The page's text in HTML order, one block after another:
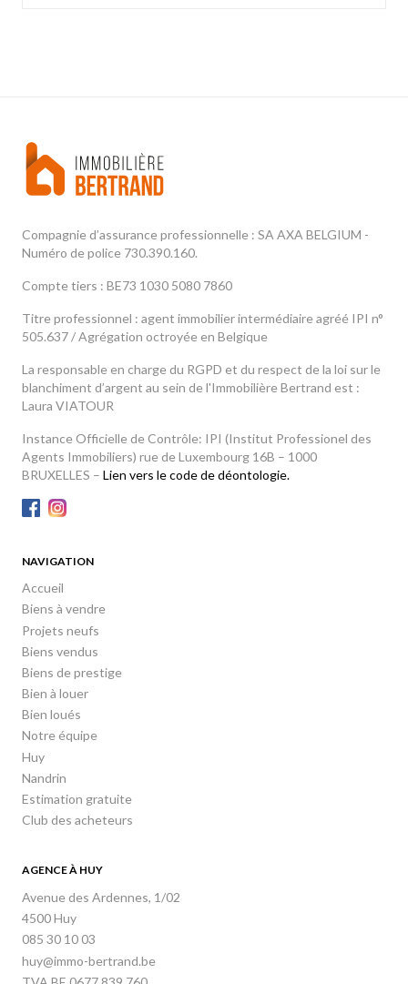
Compagnie d’assurance professionnelle : SA AXA BELGIUM -
Numéro de police 730.390.160.
Compte tiers : BE73 1030 5080 7860
Titre professionnel : agent immobilier intermédiaire agréé IPI n°
505.637 / Agrégation octroyée en Belgique
La responsable en charge du RGPD et du respect de la loi sur le
blanchiment d’argent au sein de l'Immobilière Bertrand est :
Laura VIATOUR
Instance Officielle de Contrôle: IPI (Institut Professionel des
Agents Immobiliers) rue de Luxembourg 16B – 1000
BRUXELLES – Lien vers le code de déontologie.
NAVIGATION
Accueil
Biens à vendre
Projets neufs
Biens vendus
Biens de prestige
Bien à louer
Bien loués
Notre équipe
Huy
Nandrin
Estimation gratuite
Club des acheteurs
AGENCE À HUY
Avenue des Ardennes, 1/02
4500 Huy
085 30 10 03
huy@immo-bertrand.be